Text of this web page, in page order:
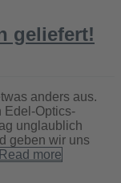
geliefert!
anders aus.
Edel-Optics-
unglaublich
geben wir uns
Read more